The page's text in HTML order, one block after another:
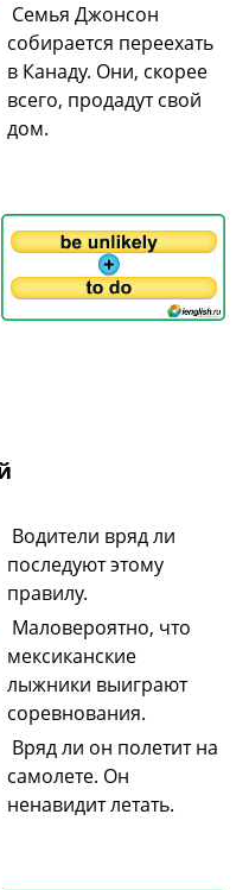
Семья Джонсон
собирается переехать
в Канаду. Они, скорее
всего, продадут свой
дом.
Водители вряд ли
последуют этому
правилу.
Маловероятно, что
мексиканские
лыжники выиграют
соревнования.
Вряд ли он полетит на
самолете. Он
ненавидит летать.